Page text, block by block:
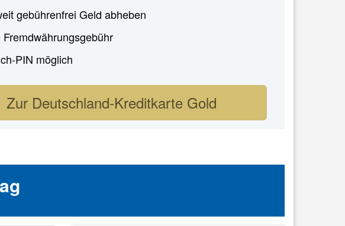
gebührenfrei Geld abheben
Fremdwährungsgebühr
PIN möglich
Zur Deutschland-Kreditkarte Gold